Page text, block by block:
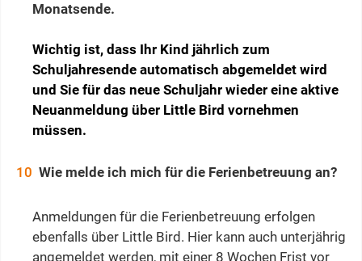
Monatsende.
Wichtig ist, dass Ihr Kind jährlich zum
Schuljahresende automatisch abgemeldet wird
und Sie für das neue Schuljahr wieder eine aktive
Neuanmeldung über Little Bird vornehmen
müssen.
Wie melde ich mich für die Ferienbetreuung an?
Anmeldungen für die Ferienbetreuung erfolgen
ebenfalls über Little Bird. Hier kann auch unterjährig
angemeldet werden, mit einer 8 Wochen Frist vor